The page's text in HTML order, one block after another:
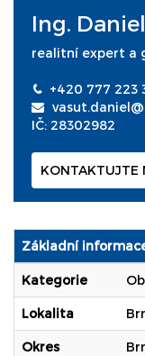
Ing.
realitní expert a
+420 777 223
IČ: 28302982
KONTAKTUJTE
Základní
Kategorie
Lokalita
Okres